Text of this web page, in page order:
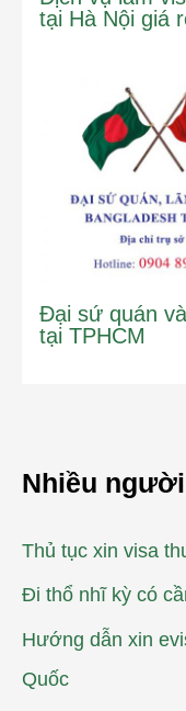
tại Hà Nội giá
Đại sứ quán
tại TPHCM
Nhiều
Thủ tục xin visa
Đi thổ nhĩ kỳ có
Hướng dẫn xin
Quốc